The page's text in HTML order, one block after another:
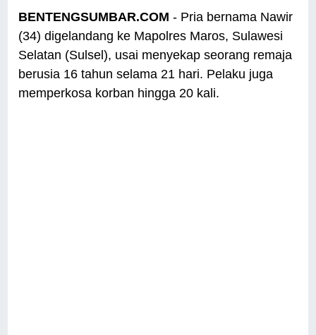
BENTENGSUMBAR.COM - Pria bernama Nawir
(34) digelandang ke Mapolres Maros, Sulawesi
Selatan (Sulsel), usai menyekap seorang remaja
berusia 16 tahun selama 21 hari. Pelaku juga
memperkosa korban hingga 20 kali.